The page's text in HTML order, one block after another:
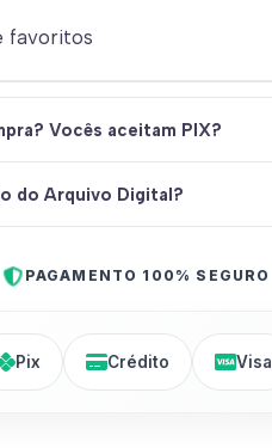
favoritos
Vocês aceitam PIX?
do Arquivo Digital?
PAGAMENTO 100% SEGURO
Pix Crédito Visa